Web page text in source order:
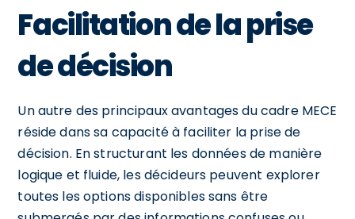
Facilitation de la prise
de décision
Un autre des principaux avantages du cadre MECE
réside dans sa capacité à faciliter la prise de
décision. En structurant les données de manière
logique et fluide, les décideurs peuvent explorer
toutes les options disponibles sans être